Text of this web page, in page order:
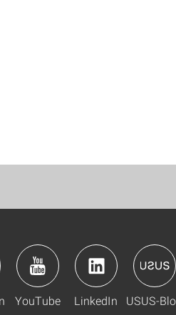
YouTube LinkedIn USUS-